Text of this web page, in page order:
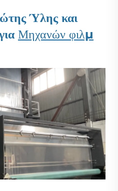
Ύλης και
Μηχανών φιλμ